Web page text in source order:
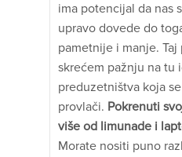
ima potencijal da nas
upravo dovede do
pametnije i manje.
skrećem pažnju na tu
preduzetništva koja
provlači. Pokrenuti
više od limunade i
Morate nositi puno